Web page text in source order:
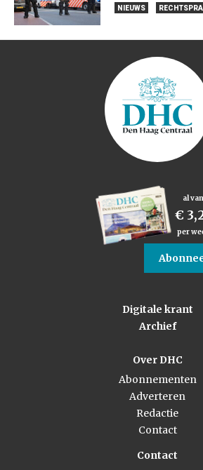
NIEUWS
al
€
per
Digitale krant
Archief
Over DHC
Abonnementen
Adverteren
Redactie
Contact
Contact